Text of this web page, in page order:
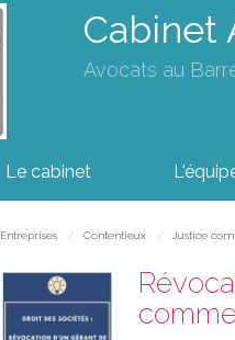
Cabinet
Avocats au
Le cabinet
Entreprises Contentieux Justice